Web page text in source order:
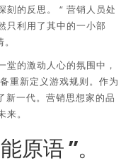
刻的反思。 “ 营销人员处
只利用了其中的一小部
堂的激动人心的氛围中，
重新定义游戏规则。作为
新一代。营销思想家的品
。
原语”。